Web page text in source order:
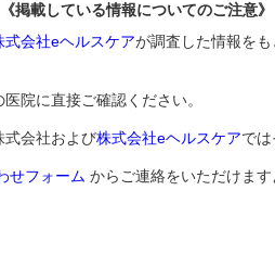
《掲載している情報についてのご注意》
式会社eヘルスケアが調査した情報を
院に直接ご確認ください。
式会社および株式会社eヘルスケアで
せフォーム からご連絡をいただけます